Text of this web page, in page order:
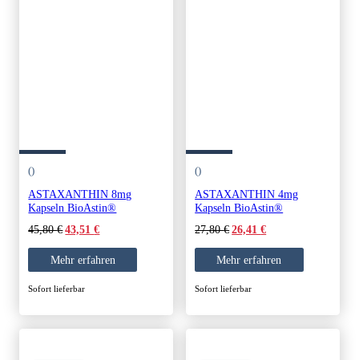
()
ASTAXANTHIN 8mg
Kapseln BioAstin®
45,80€Original
was:
45,80 €.
43,51€Current
is:
43,51 €.
Mehr erfahren
Sofort lieferbar
()
ASTAXANTHIN 4mg
Kapseln BioAstin®
27,80€Original
was:
27,80 €.
26,41€Current
is:
26,41 €.
Mehr erfahren
Sofort lieferbar